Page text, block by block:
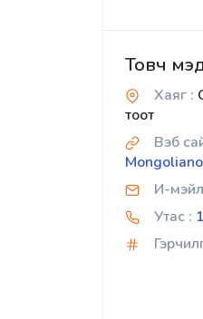
Товч
Хаяг :
тоот
Вэб
И-
Утас :